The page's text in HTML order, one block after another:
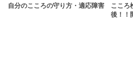
自分のこころの守り方・適応障害
こころ
後！！